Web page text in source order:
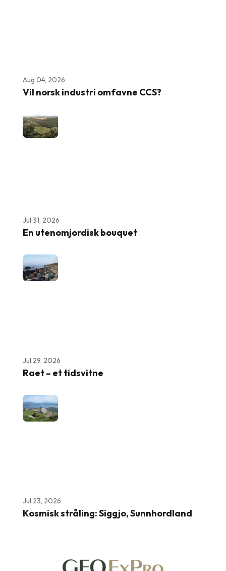
Aug 04, 2026
Vil norsk industri omfavne CCS?
Jul 31, 2026
En utenomjordisk bouquet
Jul 29, 2026
Raet – et tidsvitne
Jul 23, 2026
Kosmisk stråling: Siggjo, Sunnhordland